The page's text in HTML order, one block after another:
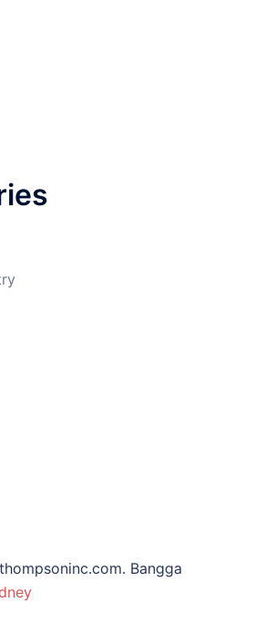
Bangga